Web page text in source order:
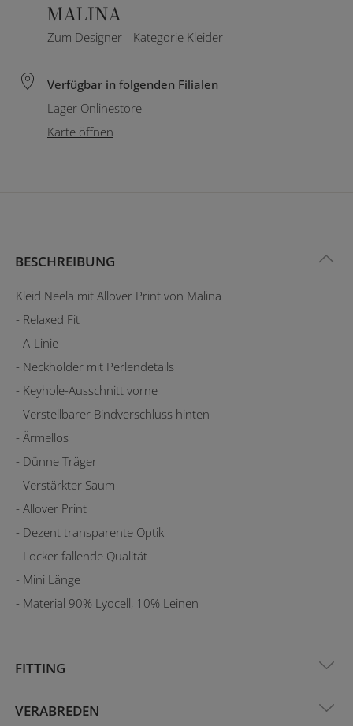
MALINA
Zum Designer Kategorie Kleider
Verfügbar in folgenden Filialen
Lager Onlinestore
Karte öffnen
BESCHREIBUNG
Kleid Neela mit Allover Print von Malina
- Relaxed Fit
- A-Linie
- Neckholder mit Perlendetails
- Keyhole-Ausschnitt vorne
- Verstellbarer Bindverschluss hinten
- Ärmellos
- Dünne Träger
- Verstärkter Saum
- Allover Print
- Dezent transparente Optik
- Locker fallende Qualität
- Mini Länge
- Material 90% Lyocell, 10% Leinen
FITTING
VERABREDEN